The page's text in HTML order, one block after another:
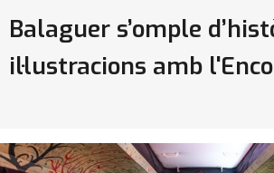
Balaguer s’omple
il·lustracions amb